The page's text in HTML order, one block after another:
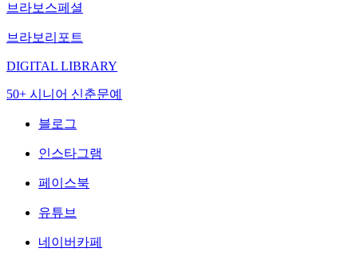
브라보스페셜
브라보리포트
DIGITAL LIBRARY
50+ 시니어 신춘문예
블로그
인스타그램
페이스북
유튜브
네이버카페